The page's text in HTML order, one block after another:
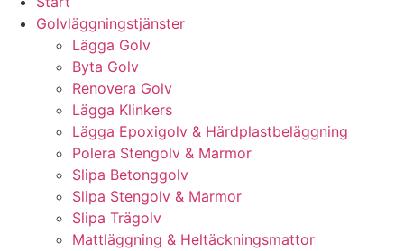
Golvläggningstjänster
Lägga Golv
Byta Golv
Renovera Golv
Lägga Klinkers
Lägga Epoxigolv & Härdplastbeläggning
Polera Stengolv & Marmor
Slipa Betonggolv
Slipa Stengolv & Marmor
Slipa Trägolv
Mattläggning & Heltäckningsmattor